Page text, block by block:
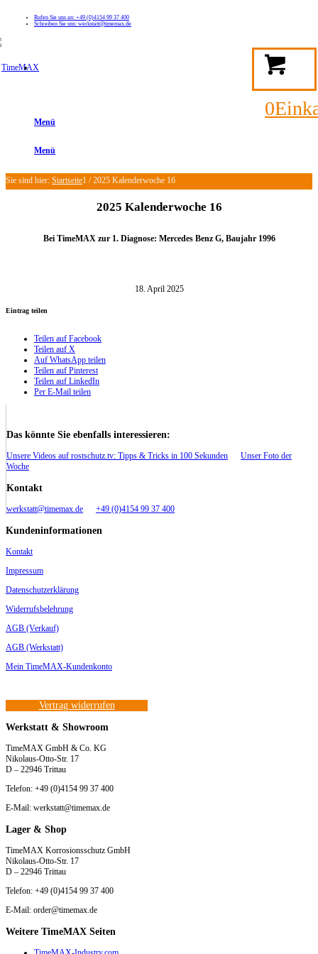
Rufen Sie uns an: +49 (0)4154 99 37 400
Schreiben Sie uns: werkstatt@timemax.de
0
Menü
Menü
Sie sind hier: Startseite1 / 2025 Kalenderwoche 16
2025 Kalenderwoche 16
Bei TimeMAX zur 1. Diagnose: Mercedes Benz G, Baujahr 1996
18. April 2025
Eintrag teilen
Teilen auf Facebook
Teilen auf X
Auf WhatsApp teilen
Teilen auf Pinterest
Teilen auf LinkedIn
Per E-Mail teilen
Das könnte Sie ebenfalls interessieren:
Unsere Videos auf rostschutz.tv: Tipps & Tricks in 100 Sekunden
Unser Foto der
Woche
Kontakt
werkstatt@timemax.de +49 (0)4154 99 37 400
Kundeninformationen
Kontakt
Impressum
Datenschutzerklärung
Widerrufsbelehrung
AGB (Verkauf)
AGB (Werkstatt)
Mein TimeMAX-Kundenkonto
Vertrag widerrufen
Werkstatt & Showroom
TimeMAX GmbH & Co. KG
Nikolaus-Otto-Str. 17
D – 22946 Trittau
Telefon: +49 (0)4154 99 37 400
E-Mail: werkstatt@timemax.de
Lager & Shop
TimeMAX Korrosionsschutz GmbH
Nikolaus-Otto-Str. 17
D – 22946 Trittau
Telefon: +49 (0)4154 99 37 400
E-Mail: order@timemax.de
Weitere TimeMAX Seiten